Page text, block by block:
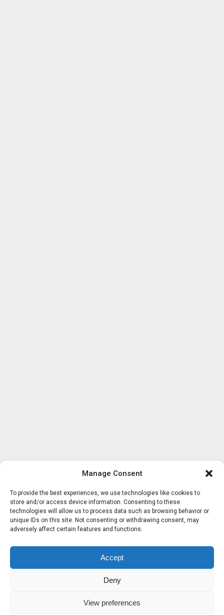
Manage Consent
To provide the best experiences, we use technologies like cookies to
store and/or access device information. Consenting to these
technologies will allow us to process data such as browsing behavior or
unique IDs on this site. Not consenting or withdrawing consent, may
adversely affect certain features and functions.
Accept
Deny
View preferences